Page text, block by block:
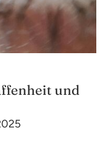
und